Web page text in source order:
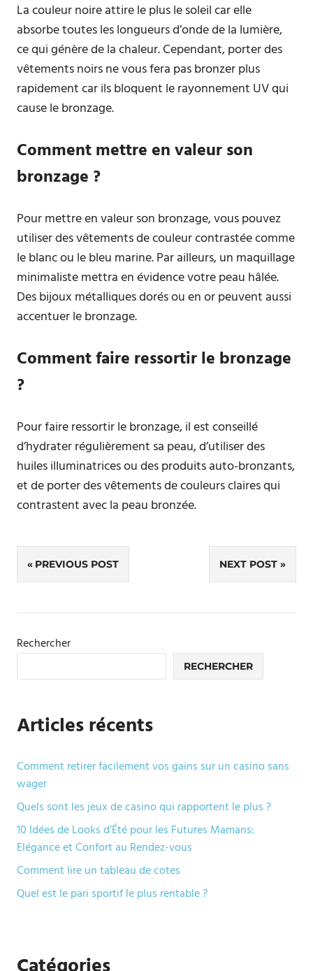
La couleur noire attire le plus le soleil car elle
absorbe toutes les longueurs d’onde de la lumière,
ce qui génère de la chaleur. Cependant, porter des
vêtements noirs ne vous fera pas bronzer plus
rapidement car ils bloquent le rayonnement UV qui
cause le bronzage.
Comment mettre en valeur son
bronzage ?
Pour mettre en valeur son bronzage, vous pouvez
utiliser des vêtements de couleur contrastée comme
le blanc ou le bleu marine. Par ailleurs, un maquillage
minimaliste mettra en évidence votre peau hâlée.
Des bijoux métalliques dorés ou en or peuvent aussi
accentuer le bronzage.
Comment faire ressortir le bronzage
?
Pour faire ressortir le bronzage, il est conseillé
d’hydrater régulièrement sa peau, d’utiliser des
huiles illuminatrices ou des produits auto-bronzants,
et de porter des vêtements de couleurs claires qui
contrastent avec la peau bronzée.
Navigation
de
l’article
PREVIOUS POST NEXT POST
Rechercher
RECHERCHER
Articles récents
Comment retirer facilement vos gains sur un casino sans
wager
Quels sont les jeux de casino qui rapportent le plus ?
10 Idées de Looks d’Été pour les Futures Mamans:
Elégance et Confort au Rendez-vous
Comment lire un tableau de cotes
Quel est le pari sportif le plus rentable ?